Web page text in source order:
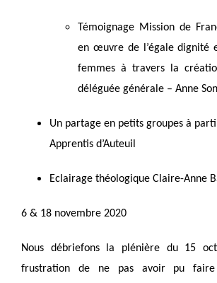
Témoignage Mission de
en œuvre de l’égale dignité
femmes à travers la
déléguée générale – Anne
Un partage en petits groupes à
Apprentis d’Auteuil
Eclairage théologique Claire-Anne
6 & 18 novembre 2020
Nous débriefons la plénière du 15
frustration de ne pas avoir pu